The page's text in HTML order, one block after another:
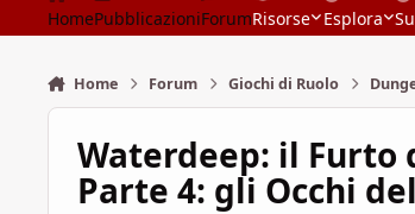
HomePubblicazioniForumRisorse Esplora
Home Forum Giochi di Ruolo
Waterdeep: il Furto
Parte 4: gli Occhi